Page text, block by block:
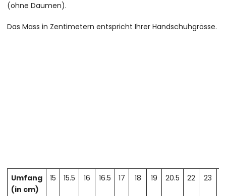
(ohne Daumen).
Das Mass in Zentimetern entspricht Ihrer Handschuhgrösse.
Umfang
(in cm)
15 15.5 16 16.5 17 18 19 20.5 22 23